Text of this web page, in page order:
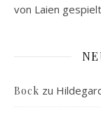
von Laien gespielt
Bock zu